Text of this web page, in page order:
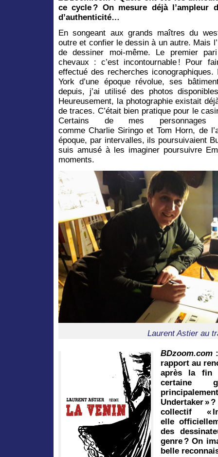
ce cycle ? On mesure déjà l’ampleur
d’authenticité…
En songeant aux grands maîtres du
outre et confier le dessin à un autre. Mais
de dessiner moi-même. Le premier
chevaux : c’est incontournable ! Pour
effectué des recherches
York d’une époque révolue, ses
depuis, j’ai utilisé des photos
Heureusement, la photographie existait
de traces. C’était bien pratique pour le
Certains de mes personnages
comme Charlie Siringo et Tom Horn, de
époque, par intervalles, ils poursuivaient
suis amusé à les imaginer poursuivre
moments.
Laurent Astier au
BDzoom.com
rapport au
après la fin
certaine
Undertaker
collectif «
elle
des
genre ? On
belle